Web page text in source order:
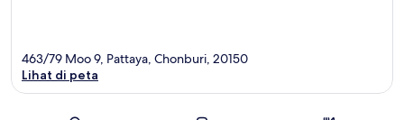
463/79 Moo 9, Pattaya, Chonburi, 20150
Lihat di peta